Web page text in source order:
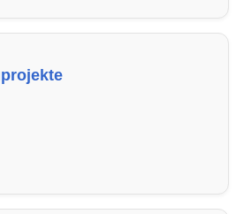
in Aalen – modern,
bezugsfertig.